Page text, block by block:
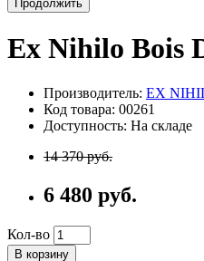
Продолжить
Ex Nihilo Bois
Производитель: EX
Код товара: 00261
Доступность: На складе
14 370 руб.
6 480 руб.
Кол-во
В корзину